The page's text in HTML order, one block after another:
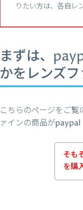
りたい方は、各自レ
まずは、
かをレンズ
こちらのページをご
ァインの商品がpaypal
そも
を購